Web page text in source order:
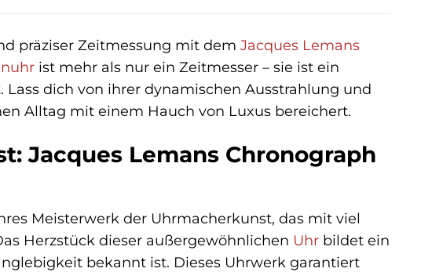
präziser Zeitmessung mit dem Jacques Lemans
ist mehr als nur ein Zeitmesser – sie ist ein
dich von ihrer dynamischen Ausstrahlung und
Alltag mit einem Hauch von Luxus bereichert.
Jacques Lemans Chronograph
Meisterwerk der Uhrmacherkunst, das mit viel
Herzstück dieser außergewöhnlichen Uhrbildet ein
bekannt ist. Dieses Uhrwerk garantiert